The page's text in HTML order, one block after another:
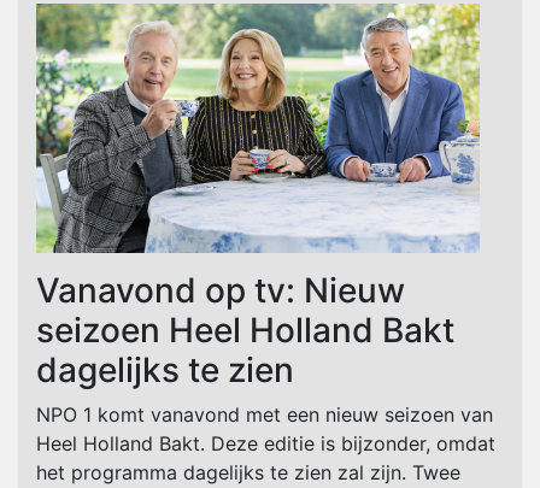
Vanavond op tv: Nieuw
seizoen Heel Holland Bakt
dagelijks te zien
NPO 1 komt vanavond met een nieuw seizoen van
Heel Holland Bakt. Deze editie is bijzonder, omdat
het programma dagelijks te zien zal zijn. Twee